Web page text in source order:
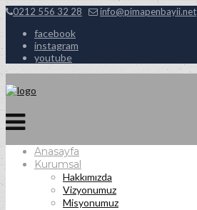
0212 556 32 28 info@pimapenbayii.net
facebook
instagram
youtube
Anasayfa
Kurumsal
Hakkımızda
Vizyonumuz
Misyonumuz